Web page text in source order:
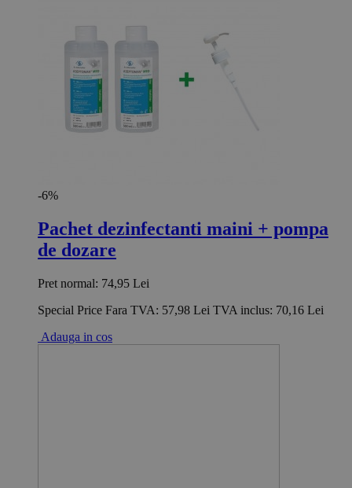
-6%
Pachet dezinfectanti maini + pompa
de dozare
Pret normal: 74,95 Lei
Special Price Fara TVA: 57,98 Lei TVA inclus: 70,16 Lei
Adauga in cos